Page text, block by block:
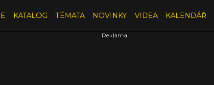
KATALOG TÉMATA NOVINKY VIDEA KALENDÁŘ